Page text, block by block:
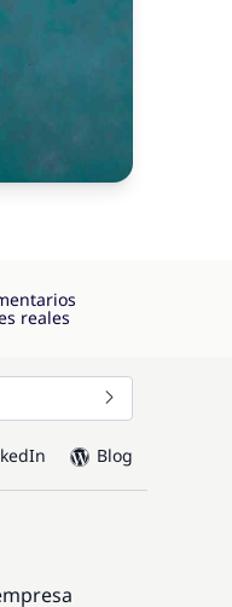
reales
Blog